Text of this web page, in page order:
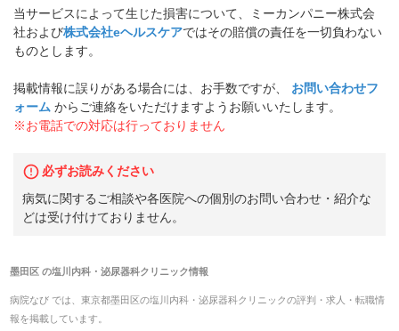
当サービスによって生じた損害について、ミーカンパニー株式会
社および株式会社eヘルスケアではその賠償の責任を一切負わない
ものとします。
掲載情報に誤りがある場合には、お手数ですが、
お問い合わせフ
ォーム からご連絡をいただけますようお願いいたします。
※お電話での対応は行っておりません
必ずお読みください
病気に関するご相談や各医院への個別のお問い合わせ・紹介な
どは受け付けておりません。
墨田区の塩川内科・泌尿器科クリニック情報
病院なび では、 東京都墨田区の塩川内科・泌尿器科クリニックの評判・求人・転職情
報を掲載しています。